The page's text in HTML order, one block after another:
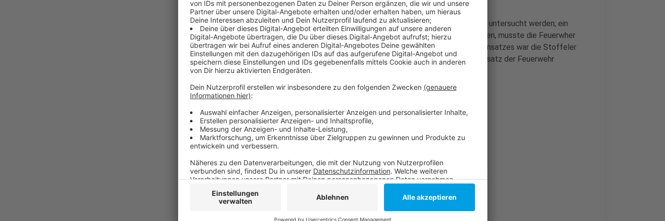
Der Fahrer des Busses sowie ein Ersthelfer mussten noch vor Ort untersucht werden; ein
Besuch im Krankenhaus war nicht nötig. Um die Flammen zu löschen, musste die Feuerwher
auch in geringer Menge Löschschaum einsetzen. Zu Beginn des Einsatzes war die Stoffeler
Straße stark verraucht. Nach gut zweieinhalb Stunden war der Einsatz der Feuerwehr
beendet.
Weitere Links und Infos zum Thema:
Die Meldung der Feuerwehr!
Infos zum Stadtteil Oberbilk!